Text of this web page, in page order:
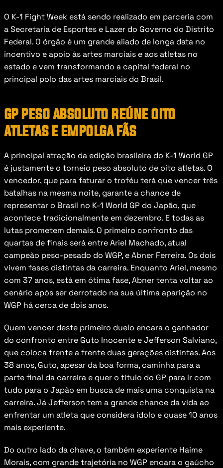
O K-1 Fight Week está sendo realizado em parceria com
a Secretaria de Esportes e Lazer do Governo do Distrito
Federal. O órgão é um grande aliado de longa data no
incentivo e apoio às artes marciais e aos atletas no
estado e vem transformando a capital federal no
principal polo das artes marciais do Brasil.
gp peso absoluto reúne oito
atletas e empolga fãs
A principal atração da edição brasileira do K-1 World GP
é justamente o torneio peso absoluto de oito atletas. O
vencedor, que para faturar o troféu terá que vencer três
batalhas na mesma noite, garante a chance de
representar o Brasil no K-1 World GP do Japão, que
acontece tradicionalmente em dezembro. E todas as
lutas prometem demais. O primeiro confronto das
quartas de finais será entre Ariel Machado, atual
campeão peso-pesado do WGP, e Abner Ferreira. Os dois
vivem fases distintas da carreira. Enquanto Ariel, mesmo
com 37 anos, está em ótima fase, Abner tenta voltar ao
cenário após ser derrotado na sua última aparição no
WGP há cerca de dois anos.
Quem vencer deste primeiro duelo encara o ganhador
do confronto entre Guto Inocente e Jefferson Salviano,
que coloca frente a frente duas gerações distintas. Aos
38 anos, Guto, apesar da boa forma, caminha para a
parte final da carreira e quer o título do GP para ir com
tudo para o Japão em busca de mais uma conquista na
carreira. Já Jefferson tem a grande chance da vida ao
enfrentar um atleta que considera ídolo e quase 10 anos
mais experiente.
Do outro lado da chave, o também experiente Haime
Morais, com grande trajetória no WGP encara o gaúcho